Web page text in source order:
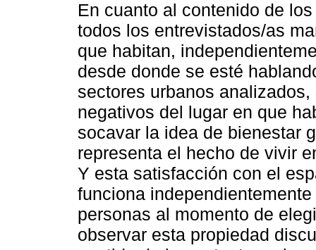
En cuanto al contenido de
todos los entrevistados/as
que habitan,
desde donde se esté
sectores urbanos
negativos del lugar en que
socavar la idea de bienestar
representa el hecho de vivir
Y esta satisfacción con el
funciona
personas al momento de
observar esta propiedad